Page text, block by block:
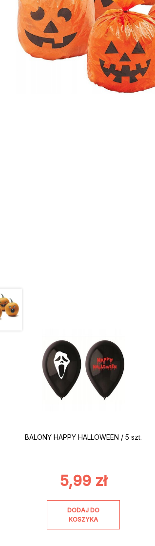
BALONY HAPPY HALLOWEEN / 5 szt.
5,99 zł
DODAJ DO
KOSZYKA